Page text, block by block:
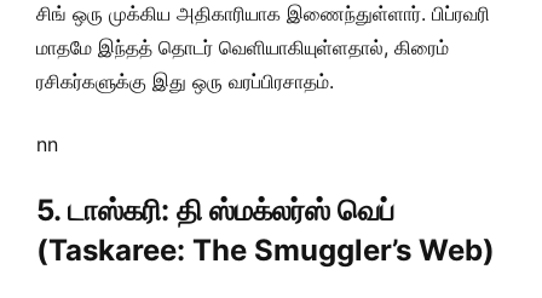
சிங் ஒரு முக்கிய அதிகாரியாக இணைந்துள்ளார். பிப்ரவரி
மாதமே இந்தத் தொடர் வெளியாகியுள்ளதால், கிரைம்
ரசிகர்களுக்கு இது ஒரு வரப்பிரசாதம்.
nn
5. டாஸ்கரி: தி ஸ்மக்லர்ஸ் வெப்
(Taskaree: The Smuggler’s Web)